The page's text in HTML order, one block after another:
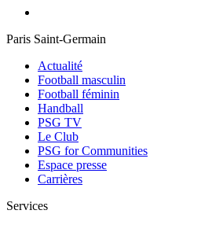
Paris Saint-Germain
Actualité
Football masculin
Football féminin
Handball
PSG TV
Le Club
PSG for Communities
Espace presse
Carrières
Services